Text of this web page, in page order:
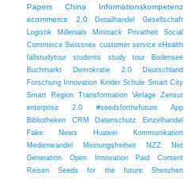
Papers
China
Informationskompetenz
ecommerce 2.0
Detailhandel
Gesellschaft
Logistik
Millenials Minitrack Privatheit
Social
Commerce Swissnex customer service eHealth
fallstudytour
students study tour
Bodensee
Buchmarkt
Demokratie 2.0
Deutschland
Forschung Innovation Kinder Schule Smart City
Smart Region Transformation Verlage Zensur
enterprise 2.0
#seedsforthefuture
App
Bibliotheken
CRM Datenschutz
Einzelhandel
Fake News
Huawei
Kommunikation
Medienwandel
Meinungsfreiheit NZZ
Net
Generation
Open Innovation
Paid Content
Reisen
Seeds for the future
Shenzhen